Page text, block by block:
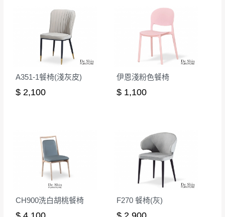
A351-1餐椅(淺灰皮)
$ 2,100
伊恩淺粉色餐椅
$ 1,100
CH900洗白胡桃餐椅 F270 餐椅(灰)